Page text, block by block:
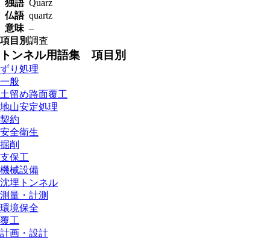
独語 Quarz
仏語 quartz
意味 –
項目別調査
トンネル用語集 項目別
ずり処理
一般
土留め路面覆工
地山安定処理
契約
安全衛生
掘削
支保工
機械設備
沈埋トンネル
測量・計測
環境保全
覆工
計画・設計